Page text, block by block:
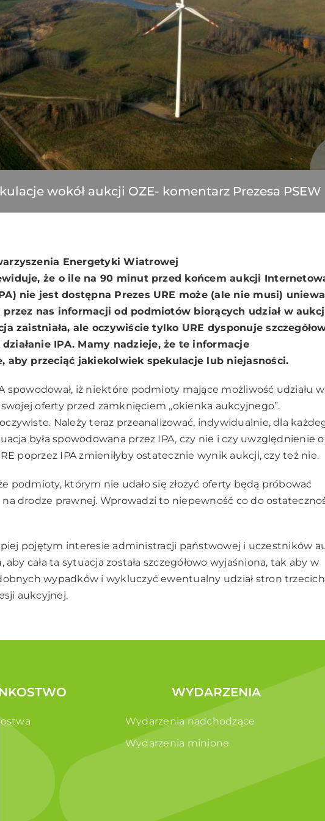
wokół aukcji OZE- komentarz Prezesa PSEW
Energetyki Wiatrowej
że o ile na 90 minut przed końcem aukcji
nie jest dostępna Prezes URE może (ale nie musi)
przez nas informacji od podmiotów biorących udział w
zaistniała, ale oczywiście tylko URE dysponuje
IPA. Mamy nadzieje, że te informacje
aby przeciąć jakiekolwiek spekulacje lub niejasności.
spowodował, iż niektóre podmioty mające możliwość udziału w
swojej oferty przed zamknięciem „okienka aukcyjnego”.
Należy teraz przeanalizować, indywidualnie, dla
była spowodowana przez IPA, czy nie i czy uwzględnienie
poprzez IPA zmieniłyby ostatecznie wynik aukcji, czy też nie.
podmioty, którym nie udało się złożyć oferty będą próbować
drodze prawnej. Wprowadzi to niepewność co do
pojętym interesie administracji państwowej i uczestników
aby cała ta sytuacja została szczegółowo wyjaśniona, tak aby w
wypadków i wykluczyć ewentualny udział stron
aukcyjnej.
WYDARZENIA
Wydarzenia nadchodzące
Wydarzenia minione